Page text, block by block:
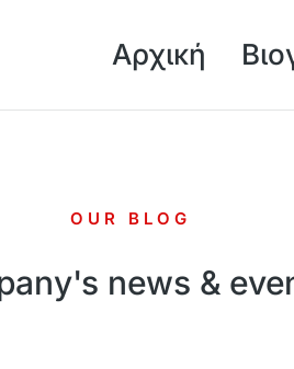
Αρχική
OUR BLOG
news &